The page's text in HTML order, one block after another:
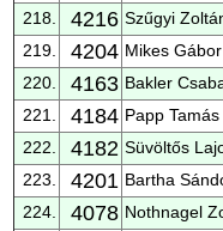
218.
4216 Szűgyi
219.
4204 Mikes Gábor
220.
4163 Bakler
221.
4184 Papp Tamás
222.
4182 Süvöltős
223.
4201 Bartha
224.
4078 Nothnagel